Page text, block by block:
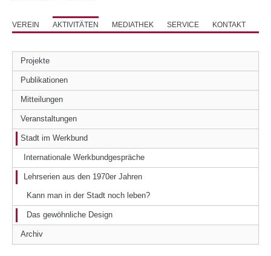
VEREIN AKTIVITÄTEN MEDIATHEK SERVICE KONTAKT
Projekte
Publikationen
Mitteilungen
Veranstaltungen
Stadt im Werkbund
Internationale Werkbundgespräche
Lehrserien aus den 1970er Jahren
Kann man in der Stadt noch leben?
Das gewöhnliche Design
Archiv